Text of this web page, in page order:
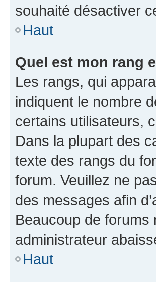
souhaité désactiver
Haut
Quel est mon rang
Les rangs, qui
indiquent le nombre
certains utilisateurs,
Dans la plupart des
texte des rangs du
forum. Veuillez ne
des messages afin
Beaucoup de
administrateur
Haut